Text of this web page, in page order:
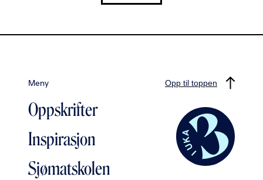
Meny
Oppskrifter
Inspirasjon
Sjømatskolen
Opp til toppen